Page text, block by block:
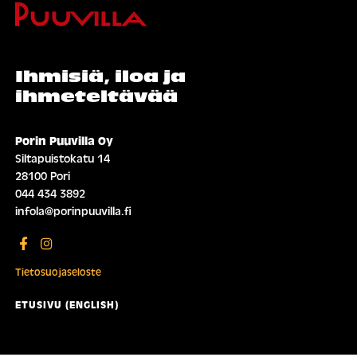
Ihmisiä, iloa ja
ihmeteltävää
Porin Puuvilla Oy
Siltapuistokatu 14
28100 Pori
044 434 3892
infola@porinpuuvilla.fi
Tietosuojaseloste
ETUSIVU (ENGLISH)